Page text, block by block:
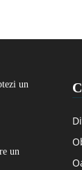
un
un